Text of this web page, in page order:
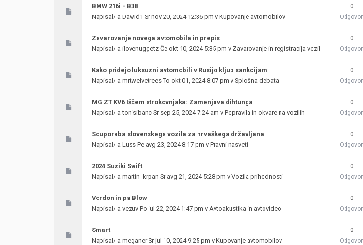
BMW 216i - B38
Napisal/-a Dawid1 Sr nov 20, 2024 12:36 pm v Kupovanje avtomobilov
0
Odgovori
Zavarovanje novega avtomobila in prepis
Napisal/-a ilovenuggetz Če okt 10, 2024 5:35 pm v Zavarovanje in registracija vozil
0
Odgovori
Kako pridejo luksuzni avtomobili v Rusijo kljub sankcijam
Napisal/-a mrtwelvetreesTo okt 01, 2024 8:07 pm v Splošna debata
0
Odgovori
MG ZT KV6 Iščem strokovnjaka: Zamenjava dihtunga
Napisal/-atonisibanc Sr sep 25, 2024 7:24 am v Popravila in okvare na vozilih
0
Odgovori
Souporaba slovenskega vozila za hrvaškega državljana
Napisal/-a Luss Pe avg 23, 2024 8:17 pm v Pravni nasveti
0
Odgovori
2024 Suziki Swift
Napisal/-a martin_krpan Sr avg 21, 2024 5:28 pm v Vozila prihodnosti
0
Odgovori
Vordon in pa Blow
Napisal/-a vezuv Po jul 22, 2024 1:47 pm v Avtoakustika in avtovideo
0
Odgovori
Smart
Napisal/-a meganerSr jul 10, 2024 9:25 pm v Kupovanje avtomobilov
0
Odgovori